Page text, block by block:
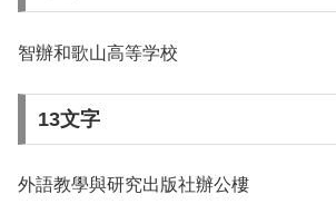
智辦和歌山高等学校
13文字
外語教學與研究出版社辦公樓